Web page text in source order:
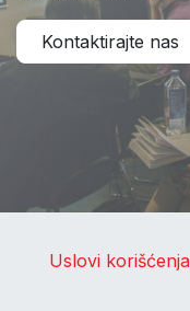
Kontaktirajte nas
Uslovi korišćenja